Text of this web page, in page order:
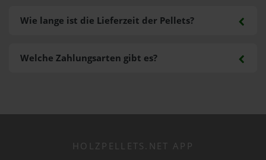
Welche Zahlungsarten gibt es?
Wie lange ist die Lieferzeit der Pellets?
HOLZPELLETS.NET APP